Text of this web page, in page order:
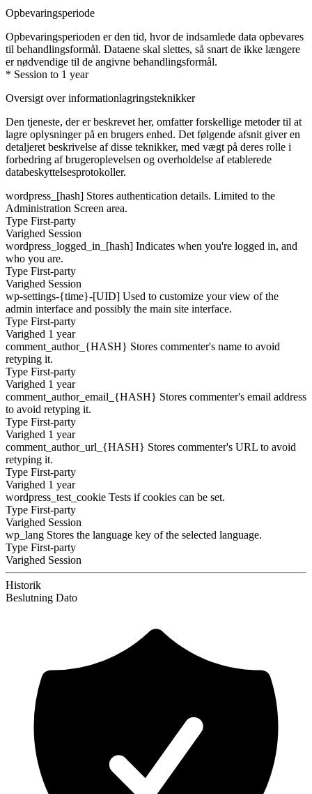
Opbevaringsperiode
Opbevaringsperioden er den tid, hvor de indsamlede data opbevares
til behandlingsformål. Dataene skal slettes, så snart de ikke længere
er nødvendige til de angivne behandlingsformål.
* Session to 1 year
Oversigt over informationlagringsteknikker
Den tjeneste, der er beskrevet her, omfatter forskellige metoder til at
lagre oplysninger på en brugers enhed. Det følgende afsnit giver en
detaljeret beskrivelse af disse teknikker, med vægt på deres rolle i
forbedring af brugeroplevelsen og overholdelse af etablerede
databeskyttelsesprotokoller.
wordpress_[hash] Stores authentication details. Limited to the
Administration Screen area.
Type First-party
Varighed Session
wordpress_logged_in_[hash] Indicates when you're logged in, and
who you are.
Type First-party
Varighed Session
wp-settings-{time}-[UID] Used to customize your view of the
admin interface and possibly the main site interface.
Type First-party
Varighed 1 year
comment_author_{HASH} Stores commenter's name to avoid
retyping it.
Type First-party
Varighed 1 year
comment_author_email_{HASH} Stores commenter's email address
to avoid retyping it.
Type First-party
Varighed 1 year
comment_author_url_{HASH} Stores commenter's URL to avoid
retyping it.
Type First-party
Varighed 1 year
wordpress_test_cookie Tests if cookies can be set.
Type First-party
Varighed Session
wp_lang Stores the language key of the selected language.
Type First-party
Varighed Session
Historik
Beslutning Dato